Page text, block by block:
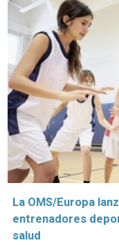
La OMS/Europa
entrenadores
salud